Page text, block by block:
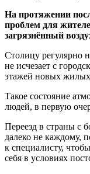
На протяжении
проблем для
загрязнённый
Столицу регулярно
не исчезает с
этажей новых
Такое состояние
людей, в первую
Переезд в страны с
далеко не каждому,
к специалисту,
себя в условиях